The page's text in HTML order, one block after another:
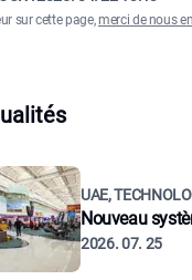
sur cette page,merci de nous
UAE,
Nouveau
2026. 07. 25